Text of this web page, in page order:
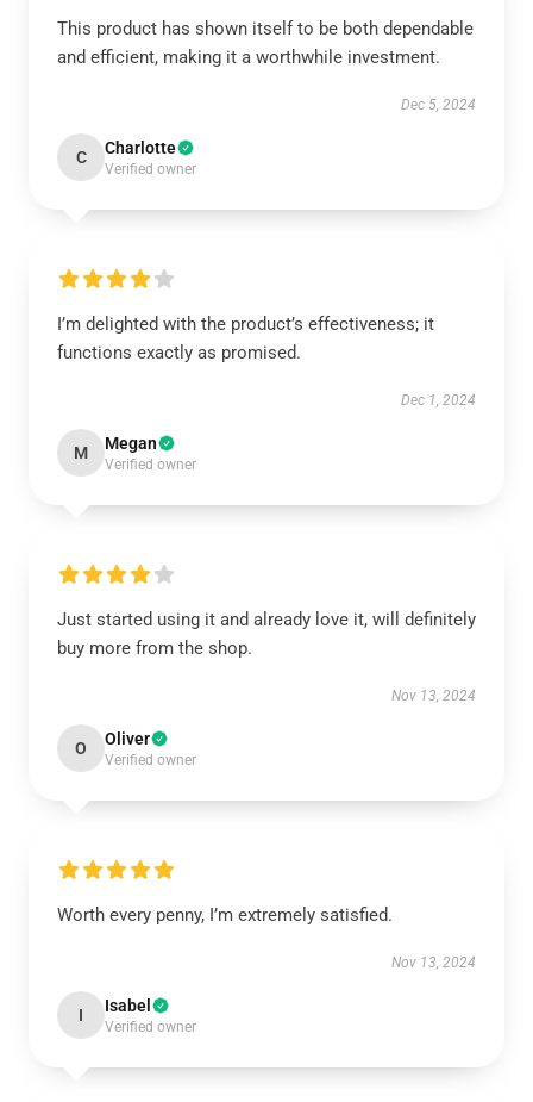
This product has shown itself to be both dependable
and efficient, making it a worthwhile investment.
Dec 5, 2024
C Charlotte
Verified owner
I’m delighted with the product’s effectiveness; it
functions exactly as promised.
Dec 1, 2024
M Megan
Verified owner
Just started using it and already love it, will definitely
buy more from the shop.
Nov 13, 2024
O Oliver
Verified owner
Worth every penny, I’m extremely satisfied.
Nov 13, 2024
I Isabel
Verified owner